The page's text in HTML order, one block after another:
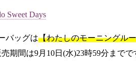
Sweet Days
バッグは【わたしのモーニングル
期間は9月10日(水)23時59分までで